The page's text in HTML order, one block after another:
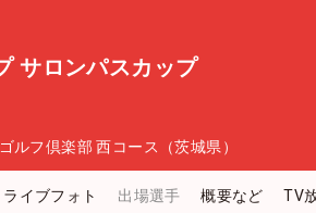
サロンパスカップ
ルフ倶楽部 西コース（茨城県）
ライブフォト 出場選手 概要など TV